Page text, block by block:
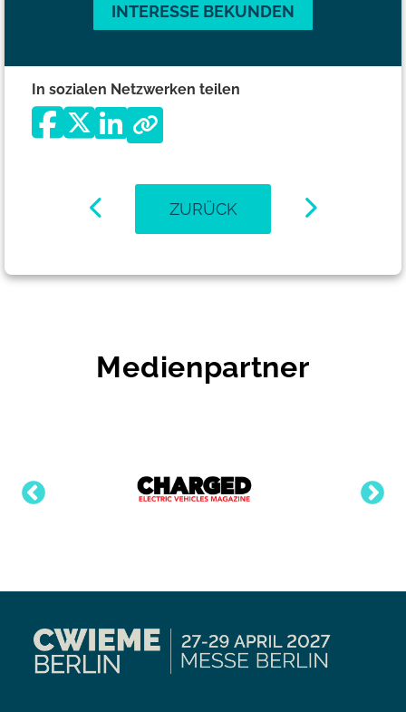
INTERESSE BEKUNDEN
In sozialen Netzwerken teilen
ZURÜCK
Medienpartner